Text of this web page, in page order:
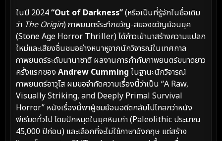
ในปี 2024“Out of Darkness”(หรือเป็นที่รู้จักในชื่อเดิม
ว่า The Origin) ภาพยนตร์ระทึกขวัญ-สยองขวัญย้อนยุค
(Stone Age Horror Thriller) ได้ก้าวเข้ามาสร้างความแปลก
ใหม่และเสียงชื่นชมอย่างหนาหูจากนักวิจารณ์ในเทศกาล
ภาพยนตร์ระดับนานาชาติ ผลงานการกำกับภาพยนตร์ขนาดยาว
ครั้งแรกของ Andrew Cumming ในฐานะนักวิจารณ์
ภาพยนตร์อาวุโส ผมขอจำกัดความเรื่องนี้ว่าเป็น “A Raw,
Visually Striking, and Deeply Primal Survival
Horror” หนังเรื่องนี้พาผู้ชมย้อนอดีตกลับไปไกลกว่าหนัง
พีเรียดทั่วไป โดยปักหมุดในยุคหินเก่า (Paleolithic ประมาณ
45,000 ปีก่อน) และเลือกที่จะไม่ใช้ภาษาอังกฤษ แต่สร้าง